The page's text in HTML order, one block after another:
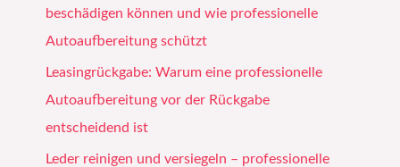
beschädigen können und wie professionelle
Autoaufbereitung schützt
Leasingrückgabe: Warum eine professionelle
Autoaufbereitung vor der Rückgabe
entscheidend ist
Leder reinigen und versiegeln – professionelle